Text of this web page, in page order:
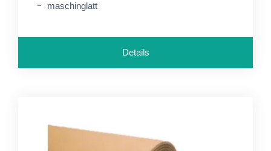
maschinglatt
Details